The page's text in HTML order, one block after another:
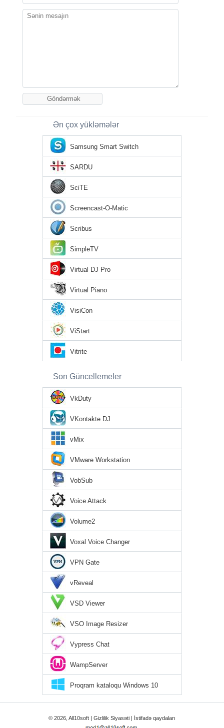
Ən çox yükləmələr
Samsung Smart Switch
SARDU
SciTE
Screencast-O-Matic
Scribus
SimpleTV
Virtual DJ Pro
Virtual Piano
VisiCon
ViStart
Vitrite
Son Güncellemeler
VkDuty
VKontakte DJ
vMix
VMware Workstation
VobSub
Voice Attack
Volume2
Voxal Voice Changer
VPN Gate
vReveal
VSD Viewer
VSO Image Resizer
Vypress Chat
WampServer
Proqram kataloqu Windows 10
© 2026, All10soft | Gizlilik Siyasəti İstifadə qaydaları